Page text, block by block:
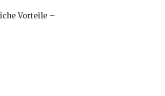
Vorteile –